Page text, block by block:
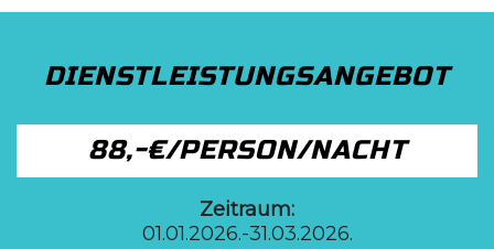
DIENSTLEISTUNGSANGEBOT
88,-€/PERSON/NACHT
Zeitraum:
01.01.2026.-31.03.2026.